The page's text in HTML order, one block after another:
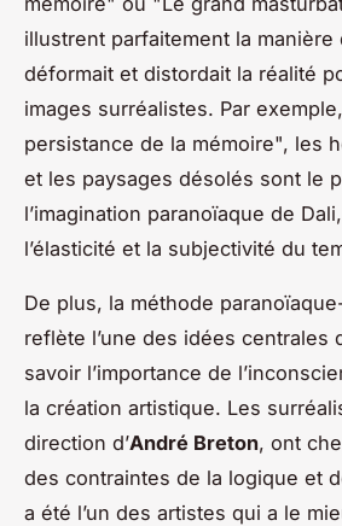
illustrent parfaitement la manière
déformait et distordait la réalité
images surréalistes. Par
persistance de la mémoire", les
et les paysages désolés sont le
l’imagination paranoïaque de
l’élasticité et la subjectivité du
De plus, la méthode
reflète l’une des idées centrales
savoir l’importance de
la création artistique. Les
direction d’André Breton, ont
des contraintes de la logique et
a été l’un des artistes qui a le